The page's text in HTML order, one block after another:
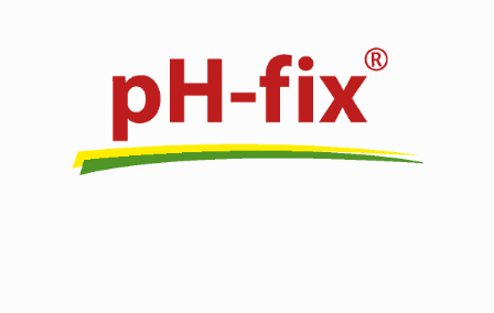
Click edit button to change this text. Lorem ipsum dolor
sit amet.